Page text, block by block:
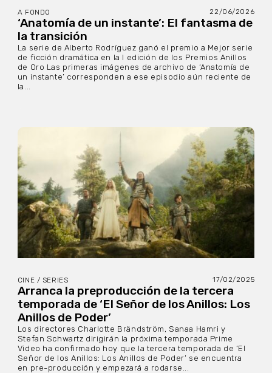
A FONDO 22/06/2026
‘Anatomía de un instante’: El fantasma de
la transición
La serie de Alberto Rodríguez ganó el premio a Mejor serie
de ficción dramática en la I edición de los Premios Anillos
de Oro Las primeras imágenes de archivo de ‘Anatomía de
un instante’ corresponden a ese episodio aún reciente de
la...
CINE / SERIES 17/02/2025
Arranca la preproducción de la tercera
temporada de ‘El Señor de los Anillos: Los
Anillos de Poder’
Los directores Charlotte Brändström, Sanaa Hamri y
Stefan Schwartz dirigirán la próxima temporada Prime
Video ha confirmado hoy que la tercera temporada de ‘El
Señor de los Anillos: Los Anillos de Poder’ se encuentra
en pre-producción y empezará a rodarse...